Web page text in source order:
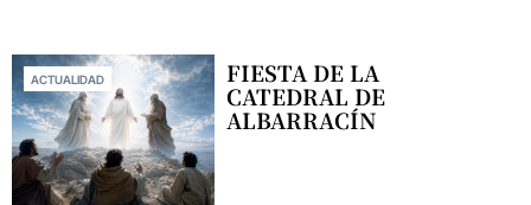
ACTUALIDAD FIESTA DE LA
CATEDRAL DE
ALBARRACÍN